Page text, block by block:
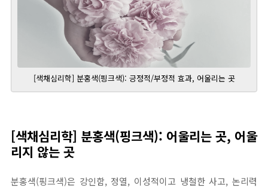
[색채심리학] 분홍색(핑크색): 긍정적/부정적 효과, 어울리는 곳
[색채심리학] 분홍색(핑크색): 어울리는 곳, 어울
리지 않는 곳
분홍색(핑크색)은 강인함, 정열, 이성적이고 냉철한 사고, 논리력